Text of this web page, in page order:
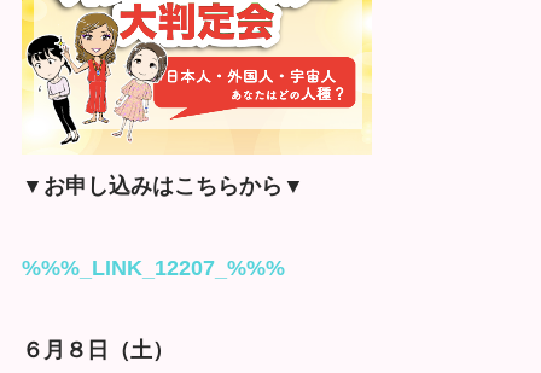
▼お申し込みはこちらから▼
%%%_LINK_12207_%%%
６月８日（土）